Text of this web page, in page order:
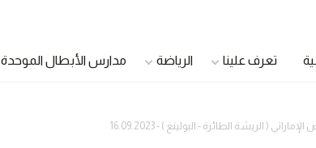
تعرف علينا الرياضة مدارس الأبطال الموحدة
( الريشة الطائرة - البولينغ ) - 16.09.2023